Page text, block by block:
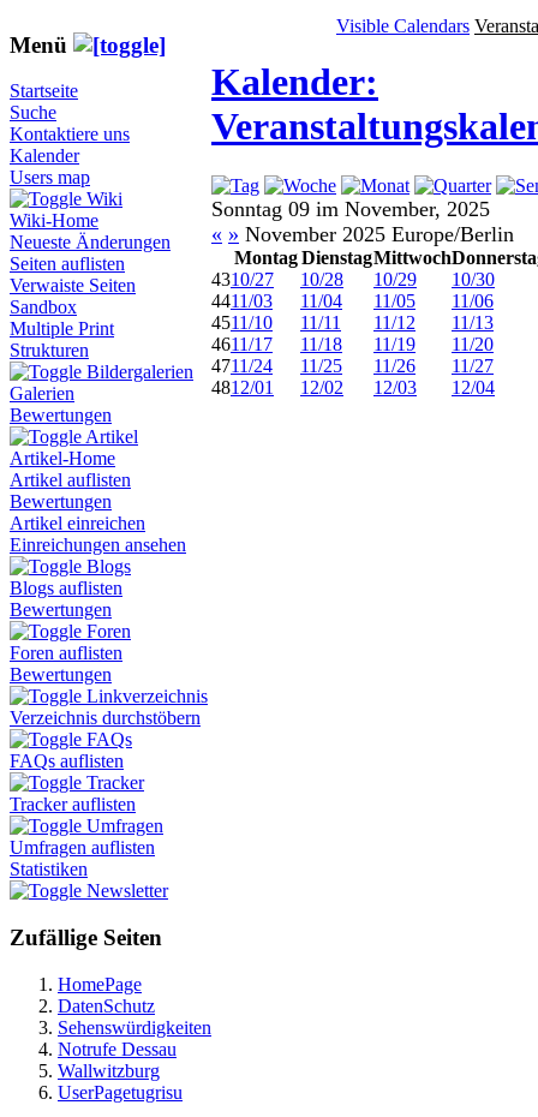
Menü
Startseite
Suche
Kontaktiere uns
Kalender
Users map
Wiki
Wiki-Home
Neueste Änderungen
Seiten auflisten
Verwaiste Seiten
Sandbox
Multiple Print
Strukturen
Bildergalerien
Galerien
Bewertungen
Artikel
Artikel-Home
Artikel auflisten
Bewertungen
Artikel einreichen
Einreichungen ansehen
Blogs
Blogs auflisten
Bewertungen
Foren
Foren auflisten
Bewertungen
Linkverzeichnis
Verzeichnis durchstöbern
FAQs
FAQs auflisten
Tracker
Tracker auflisten
Umfragen
Umfragen auflisten
Statistiken
Newsletter
Zufällige Seiten
HomePage
DatenSchutz
Sehenswürdigkeiten
Notrufe Dessau
Wallwitzburg
UserPagetugrisu
Visible Calendars
Kalender:
Sonntag 09 im November, 2025
« » November 2025 Europe/Berlin
Montag DienstagMittwoch
4310/27 10/28 10/29
10/30
4411/03 11/04 11/05
11/06
4511/10 11/11 11/12
11/13
4611/17 11/18 11/19
11/20
4711/24 11/25 11/26
11/27
4812/01 12/02 12/03 12/04